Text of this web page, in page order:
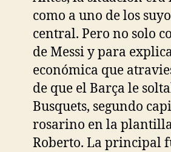
como a uno de los
central. Pero no solo
de Messi y para
económica que
de que el Barça le
Busquets, segundo
rosarino en la
Roberto. La principal